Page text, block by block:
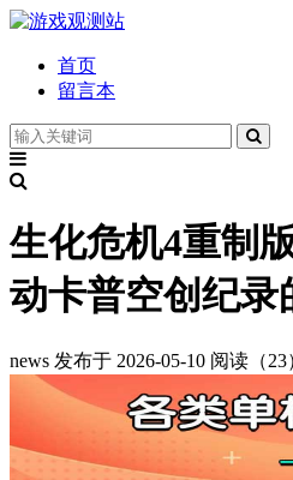
首页
留言本
生化危机4重制
动卡普空创纪录
news 发布于 2026-05-10 阅读（23